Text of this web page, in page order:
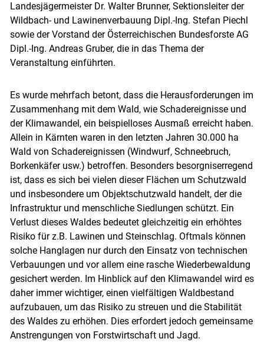
Landesjägermeister Dr. Walter Brunner, Sektionsleiter der
Wildbach- und Lawinenverbauung Dipl.-Ing. Stefan Piechl
sowie der Vorstand der Österreichischen Bundesforste AG
Dipl.-Ing. Andreas Gruber, die in das Thema der
Veranstaltung einführten.
Es wurde mehrfach betont, dass die Herausforderungen im
Zusammenhang mit dem Wald, wie Schadereignisse und
der Klimawandel, ein beispielloses Ausmaß erreicht haben.
Allein in Kärnten waren in den letzten Jahren 30.000 ha
Wald von Schadereignissen (Windwurf, Schneebruch,
Borkenkäfer usw.) betroffen. Besonders besorgniserregend
ist, dass es sich bei vielen dieser Flächen um Schutzwald
und insbesondere um Objektschutzwald handelt, der die
Infrastruktur und menschliche Siedlungen schützt. Ein
Verlust dieses Waldes bedeutet gleichzeitig ein erhöhtes
Risiko für z.B. Lawinen und Steinschlag. Oftmals können
solche Hanglagen nur durch den Einsatz von technischen
Verbauungen und vor allem eine rasche Wiederbewaldung
gesichert werden. Im Hinblick auf den Klimawandel wird es
daher immer wichtiger, einen vielfältigen Waldbestand
aufzubauen, um das Risiko zu streuen und die Stabilität
des Waldes zu erhöhen. Dies erfordert jedoch gemeinsame
Anstrengungen von Forstwirtschaft und Jagd.